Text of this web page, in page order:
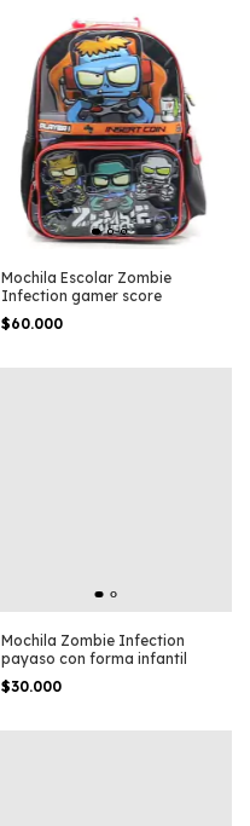
Mochila Escolar Zombie
Infection gamer score
$60.000
Mochila Zombie Infection
payaso con forma infantil
$30.000